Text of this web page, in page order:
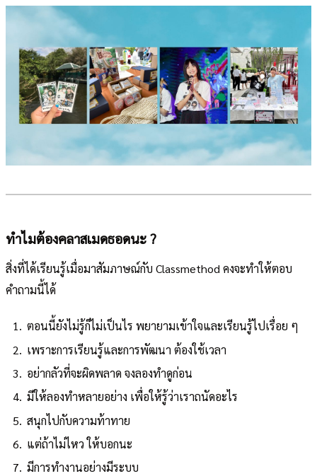
ทำไมต้องคลาสเมดธอดนะ ?
สิ่งที่ได้เรียนรู้เมื่อมาสัมภาษณ์กับ Classmethod คงจะทำให้ตอบ
คำถามนี้ได้
ตอนนี้ยังไม่รู้ก็ไม่เป็นไร พยายามเข้าใจและเรียนรู้ไปเรื่อย ๆ
เพราะการเรียนรู้และการพัฒนา ต้องใช้เวลา
อย่ากลัวที่จะผิดพลาด จงลองทำดูก่อน
มีให้ลองทำหลายอย่าง เพื่อให้รู้ว่าเราถนัดอะไร
สนุกไปกับความท้าทาย
แต่ถ้าไม่ไหว ให้บอกนะ
มีการทำงานอย่างมีระบบ